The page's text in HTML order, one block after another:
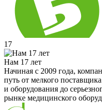
17
Нам 17 лет
Начиная с 2009 года,
путь от мелкого
и оборудования до
рынке медицинского